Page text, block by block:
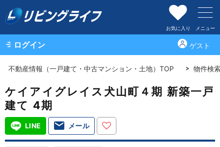
お気に入り メニュー
ログイン ゲスト
不動産情報（一戸建て・中古マンション・土地）TOP 物件検
ケイアイグレイス犬山町４期 新築一戸
建て 4期
LINE メール